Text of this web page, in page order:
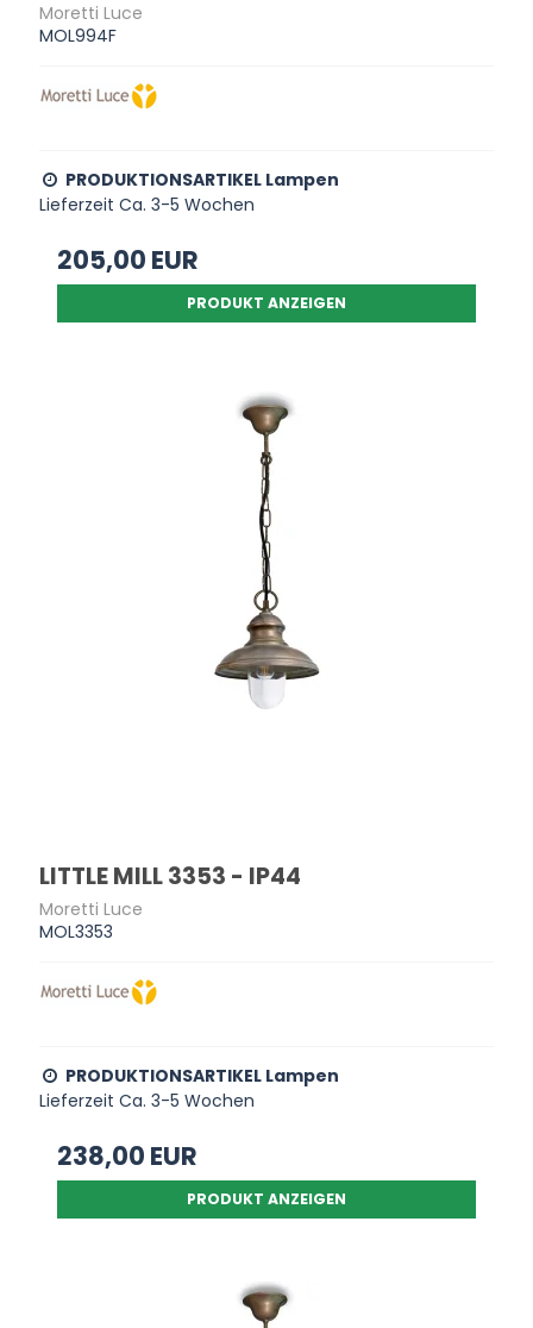
Moretti Luce
MOL994F
PRODUKTIONSARTIKEL Lampen
Lieferzeit Ca. 3-5 Wochen
205,00 EUR
PRODUKT ANZEIGEN
LITTLE MILL 3353 - IP44
Moretti Luce
MOL3353
PRODUKTIONSARTIKEL Lampen
Lieferzeit Ca. 3-5 Wochen
238,00 EUR
PRODUKT ANZEIGEN